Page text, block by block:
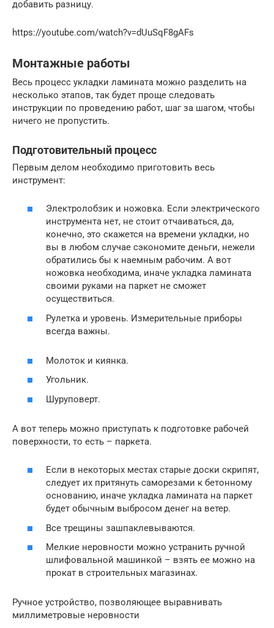
добавить разницу.
https://youtube.com/watch?v=dUuSqF8gAFs
Монтажные работы
Весь процесс укладки ламината можно разделить на
несколько этапов, так будет проще следовать
инструкции по проведению работ, шаг за шагом, чтобы
ничего не пропустить.
Подготовительный процесс
Первым делом необходимо приготовить весь
инструмент:
Электролобзик и ножовка. Если электрического
инструмента нет, не стоит отчаиваться, да,
конечно, это скажется на времени укладки, но
вы в любом случае сэкономите деньги, нежели
обратились бы к наемным рабочим. А вот
ножовка необходима, иначе укладка ламината
своими руками на паркет не сможет
осуществиться.
Рулетка и уровень. Измерительные приборы
всегда важны.
Молоток и киянка.
Угольник.
Шуруповерт.
А вот теперь можно приступать к подготовке рабочей
поверхности, то есть – паркета.
Если в некоторых местах старые доски скрипят,
следует их притянуть саморезами к бетонному
основанию, иначе укладка ламината на паркет
будет обычным выбросом денег на ветер.
Все трещины зашпаклевываются.
Мелкие неровности можно устранить ручной
шлифовальной машинкой – взять ее можно на
прокат в строительных магазинах.
Ручное устройство, позволяющее выравнивать
миллиметровые неровности